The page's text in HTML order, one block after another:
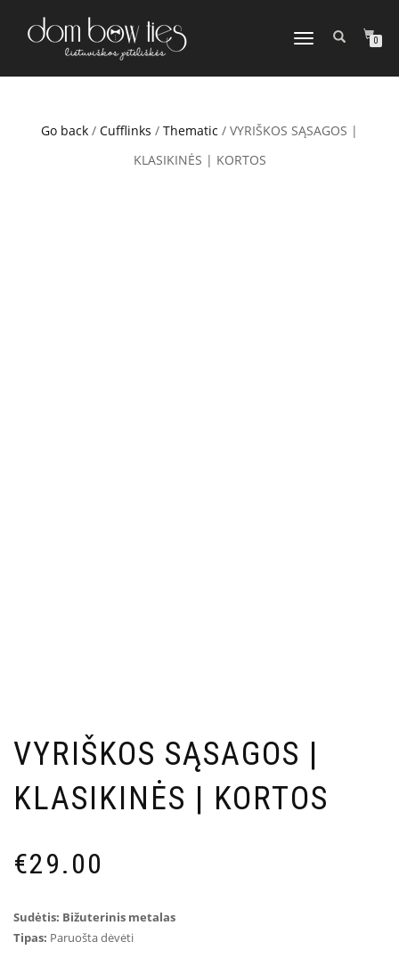
TOGGLE
0
Go back / Cufflinks / Thematic / VYRIŠKOS SĄSAGOS |
KLASIKINĖS | KORTOS
VYRIŠKOS SĄSAGOS |
KLASIKINĖS | KORTOS
€29.00
Sudėtis: Bižuterinis metalas
Tipas: Paruošta dėvėti